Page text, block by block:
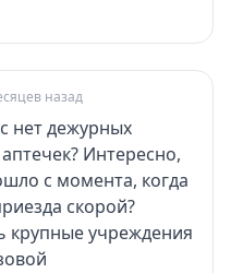
назад
нет дежурных
Интересно,
с момента, когда
скорой?
крупные учреждения